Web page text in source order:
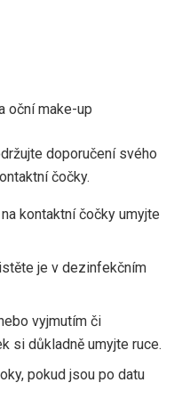
oční make-up
doporučení svého
čočky.
kontaktní čočky umyjte
je v dezinfekčním
vyjmutím či
si důkladně umyjte ruce.
pokud jsou po datu